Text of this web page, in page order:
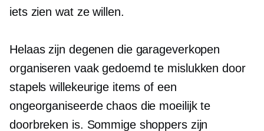
iets zien wat ze willen.
Helaas zijn degenen die garageverkopen
organiseren vaak gedoemd te mislukken door
stapels willekeurige items of een
ongeorganiseerde chaos die moeilijk te
doorbreken is. Sommige shoppers zijn